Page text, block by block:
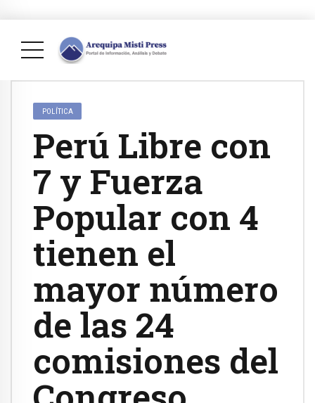
POLÍTICA
Perú Libre con
7 y Fuerza
Popular con 4
tienen el
mayor número
de las 24
comisiones del